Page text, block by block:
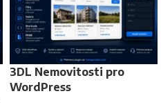
3DL Nemovitosti pro
WordPress